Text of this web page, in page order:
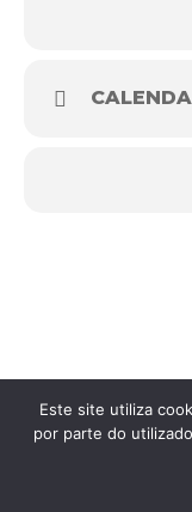
Este site utiliza
por parte do